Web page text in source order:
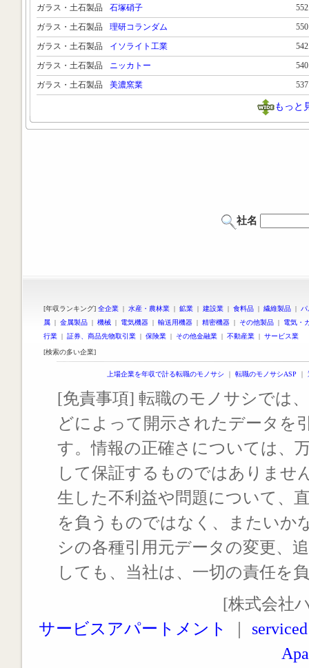
ガラス・土石製品
石塚硝子
ガラス・土石製品
理研コランダム
ガラス・土石製品
イソライト工業
ガラス・土石製品
ニッカトー
ガラス・土石製品
美濃窯業
もっと
社名
[年収ランキング] 全企業 | 水産・農林業 | 鉱業 | 建設業 | 食料品 | 繊維製品 |
属 | 金属製品 | 機械 | 電気機器 | 輸送用機器 | 精密機器 | その他製品 | 電気・
行業 | 証券、商品先物取引業 | 保険業 | その他金融業 | 不動産業 | サービス業
[検索の多い企業]
上場企業を年収で計る転職のモノサシ ｜ 転職のモノサシASP ｜
[免責事項] 転職のモノサシでは
どによって開示されたデータを
す。情報の正確さについては、
して保証するものではありませ
生した不利益や問題について、
を負うものではなく、またいか
シの各種引用元データの変更、
しても、当社は、一切の責任を
[株式会社
サービスアパートメント